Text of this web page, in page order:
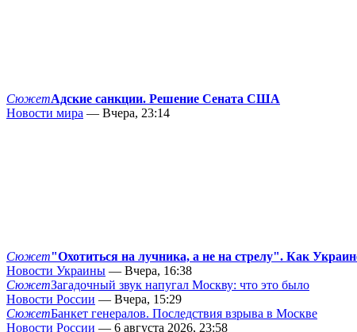
СюжетАдские санкции. Решение Сената США
Новости мира — Вчера, 23:14
Сюжет"Охотиться на лучника, а не на стрелу". Как
Новости Украины — Вчера, 16:38
СюжетЗагадочный звук напугал Москву: что это было
Новости России — Вчера, 15:29
СюжетБанкет генералов. Последствия взрыва в Москве
Новости России — 6 августа 2026, 23:58